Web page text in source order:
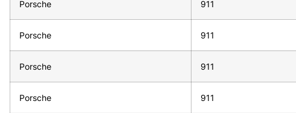
Porsche 911
Porsche 911
Porsche 911
Porsche 911